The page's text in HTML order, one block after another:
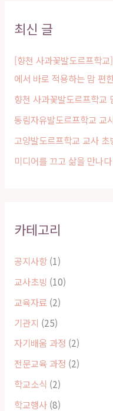
최신 글
[향천 사과꽃발도르프학
에서 바로 적용하는 맘 편
향천 사과꽃발도르프학교
동림자유발도르프학교 교
고양발도르프학교 교사 초
미디어를 끄고 삶을 만나
카테고리
공지사항(1)
교사초빙 (10)
교육자료(2)
기관지 (25)
자기배움 과정 (2)
전문교육 과정 (2)
학교소식 (2)
학교행사(8)